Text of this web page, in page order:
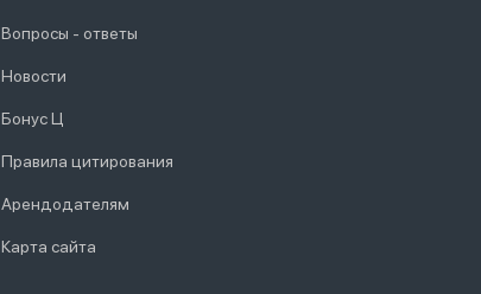
Вопросы - ответы
Новости
Бонус Ц
Правила цитирования
Арендодателям
Карта сайта